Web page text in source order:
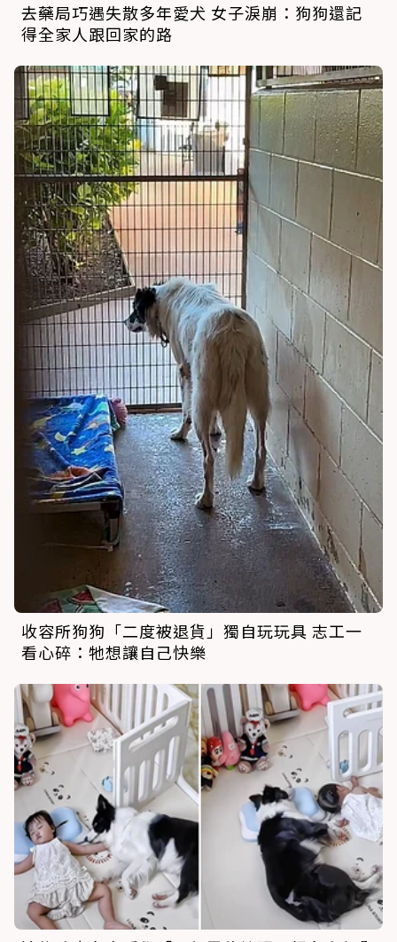
去藥局巧遇失散多年愛犬 女子淚崩：狗狗還記
得全家人跟回家的路
收容所狗狗「二度被退貨」獨自玩玩具 志工一
看心碎：牠想讓自己快樂